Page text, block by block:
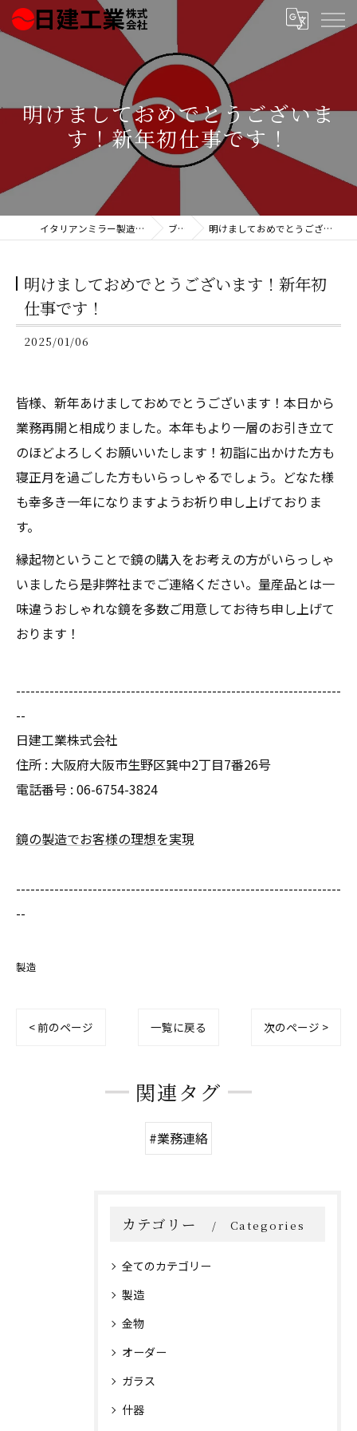
明けましておめでとうございま
す！新年初仕事です！
イタリアンミラー製造の日建工業株式会社 ブログ 明けましておめでとうございます！新年初仕事です！
明けましておめでとうございます！新年初
仕事です！
2025/01/06
皆様、新年あけましておめでとうございます！本日から
業務再開と相成りました。本年もより一層のお引き立て
のほどよろしくお願いいたします！初詣に出かけた方も
寝正月を過ごした方もいらっしゃるでしょう。どなた様
も幸多き一年になりますようお祈り申し上げておりま
す。
縁起物ということで鏡の購入をお考えの方がいらっしゃ
いましたら是非弊社までご連絡ください。量産品とは一
味違うおしゃれな鏡を多数ご用意してお待ち申し上げて
おります！
--------------------------------------------------------------------
--
日建工業株式会社
住所 : 大阪府大阪市生野区巽中2丁目7番26号
電話番号 : 06-6754-3824
鏡の製造でお客様の理想を実現
--------------------------------------------------------------------
--
製造
< 前のページ 一覧に戻る 次のページ >
関連タグ
#業務連絡
カテゴリー Categories
全てのカテゴリー
製造
金物
オーダー
ガラス
什器